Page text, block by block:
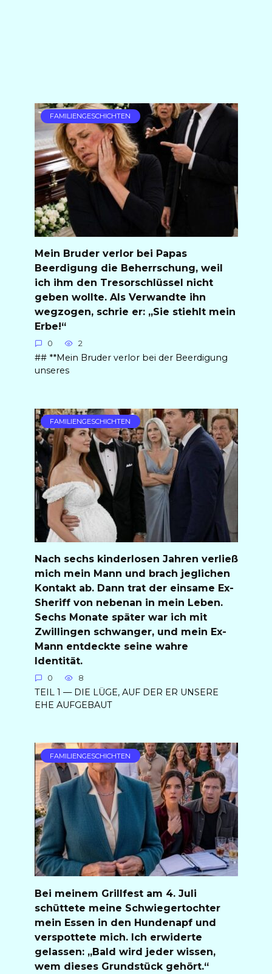
FAMILIENGESCHICHTEN
Mein Bruder verlor bei Papas
Beerdigung die Beherrschung, weil
ich ihm den Tresorschlüssel nicht
geben wollte. Als Verwandte ihn
wegzogen, schrie er: „Sie stiehlt mein
Erbe!“
0 2
## **Mein Bruder verlor bei der Beerdigung
unseres
FAMILIENGESCHICHTEN
Nach sechs kinderlosen Jahren verließ
mich mein Mann und brach jeglichen
Kontakt ab. Dann trat der einsame Ex-
Sheriff von nebenan in mein Leben.
Sechs Monate später war ich mit
Zwillingen schwanger, und mein Ex-
Mann entdeckte seine wahre
Identität.
0 8
TEIL 1 — DIE LÜGE, AUF DER ER UNSERE
EHE AUFGEBAUT
FAMILIENGESCHICHTEN
Bei meinem Grillfest am 4. Juli
schüttete meine Schwiegertochter
mein Essen in den Hundenapf und
verspottete mich. Ich erwiderte
gelassen: „Bald wird jeder wissen,
wem dieses Grundstück gehört.“